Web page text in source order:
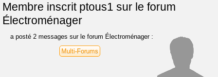
Membre inscritptous1 sur le forum
Électroménager
a posté 2 messages sur le forum Électroménager :
Multi-Forums